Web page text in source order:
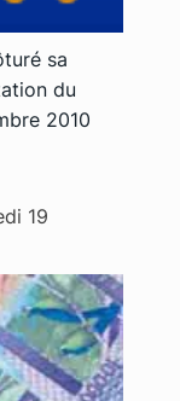
sa
du
2010
19